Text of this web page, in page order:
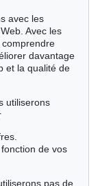
GmbH &
seront
avec les
Avec les
davantage
et la qualité de
utiliserons
de vos
pas de